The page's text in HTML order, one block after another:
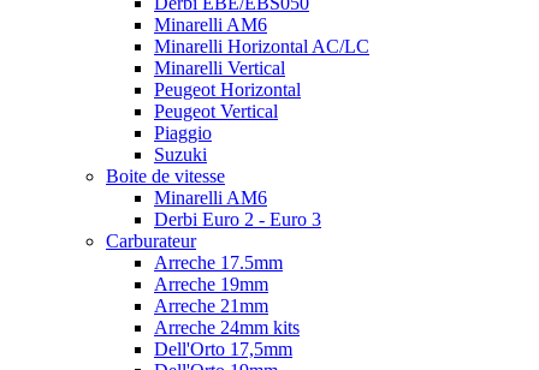
Minarelli AM6
Minarelli Horizontal AC/LC
Minarelli Vertical
Peugeot Horizontal
Peugeot Vertical
Piaggio
Suzuki
Boite de vitesse
Minarelli AM6
Derbi Euro 2 - Euro 3
Carburateur
Arreche 17.5mm
Arreche 19mm
Arreche 21mm
Arreche 24mm kits
Dell'Orto 17,5mm